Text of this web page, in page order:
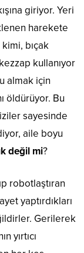
giriyor. Yeri
harekete
bıçak
kullanıyor
almak için
öldürüyor. Bu
sayesinde
aile boyu
değil mi?
robotlaştıran
yaptırdıkları
Gerilerek
yırtıcı